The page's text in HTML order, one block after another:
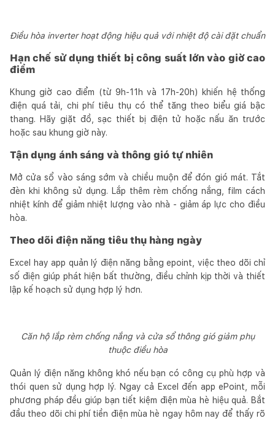
Điều hòa inverter hoạt động hiệu quả với nhiệt độ cài đặt chuẩn
Hạn chế sử dụng thiết bị công suất lớn vào giờ cao
điểm
Khung giờ cao điểm (từ 9h-11h và 17h-20h) khiến hệ thống
điện quá tải, chi phí tiêu thụ có thể tăng theo biểu giá bậc
thang. Hãy giặt đồ, sạc thiết bị điện tử hoặc nấu ăn trước
hoặc sau khung giờ này.
Tận dụng ánh sáng và thông gió tự nhiên
Mở cửa sổ vào sáng sớm và chiều muộn để đón gió mát. Tắt
đèn khi không sử dụng. Lắp thêm rèm chống nắng, film cách
nhiệt kính để giảm nhiệt lượng vào nhà - giảm áp lực cho điều
hòa.
Theo dõi điện năng tiêu thụ hàng ngày
Excel hay app quản lý điện năng bằng epoint, việc theo dõi chỉ
số điện giúp phát hiện bất thường, điều chỉnh kịp thời và thiết
lập kế hoạch sử dụng hợp lý hơn.
Căn hộ lắp rèm chống nắng và cửa sổ thông gió giảm phụ
thuộc điều hòa
Quản lý điện năng không khó nếu bạn có công cụ phù hợp và
thói quen sử dụng hợp lý. Ngay cả Excel đến app ePoint, mỗi
phương pháp đều giúp bạn tiết kiệm điện mùa hè hiệu quả. Bắt
đầu theo dõi chi phí tiền điện mùa hè ngay hôm nay để thấy rõ